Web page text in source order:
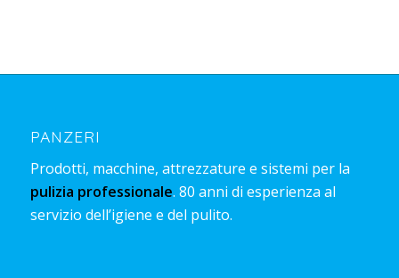
PANZERI
Prodotti, macchine, attrezzature e sistemi per la
pulizia professionale. 80 anni di esperienza al
servizio dell’igiene e del pulito.